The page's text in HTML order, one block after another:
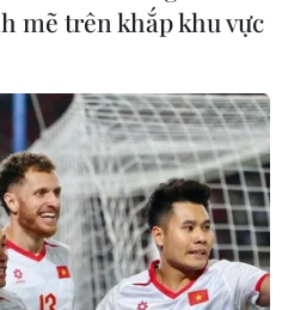
mẽ trên khắp khu vực